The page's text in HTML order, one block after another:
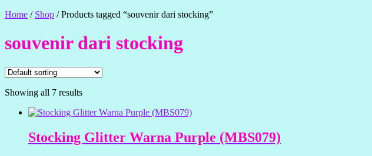
Home / Shop /Products tagged “souvenir dari stocking”
souvenir dari stocking
Showing all 7 results
Stocking Glitter Warna Purple (MBS079)